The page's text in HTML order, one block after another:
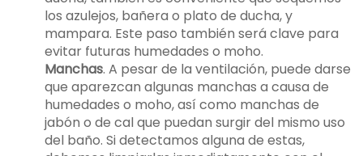
los azulejos, bañera o plato de ducha, y
mampara. Este paso también será clave para
evitar futuras humedades o moho.
Manchas. A pesar de la ventilación, puede darse
que aparezcan algunas manchas a causa de
humedades o moho, así como manchas de
jabón o de cal que puedan surgir del mismo uso
del baño. Si detectamos alguna de estas,